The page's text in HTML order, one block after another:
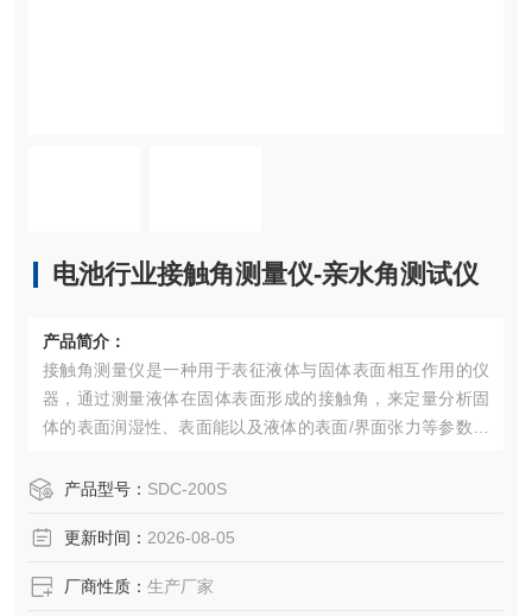
电池行业接触角测量仪-亲水角测试仪
产品简介：
接触角测量仪是一种用于表征液体与固体表面相互作用的仪
器，通过测量液体在固体表面形成的接触角，来定量分析固
体的表面润湿性、表面能以及液体的表面/界面张力等参数。
（滑落角）、前进角/后退角，分析液体在材料表面的铺展、
润湿动态过程。
产品型号： SDC-200S
更新时间： 2026-08-05
厂商性质： 生产厂家